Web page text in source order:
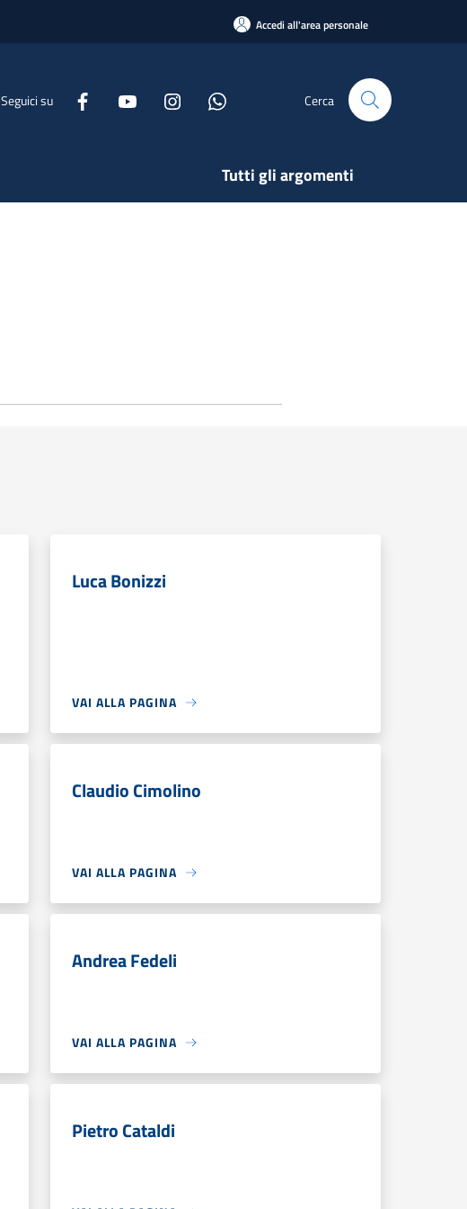
Accedi all'area personale
Seguici su Cerca
Tutti gli argomenti
Luca Bonizzi
VAI ALLA PAGINA
Claudio Cimolino
VAI ALLA PAGINA
Andrea Fedeli
VAI ALLA PAGINA
Pietro Cataldi